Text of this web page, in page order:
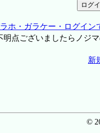
ホ・ガラケー・ログイン
点ございましたらノジ
新
©